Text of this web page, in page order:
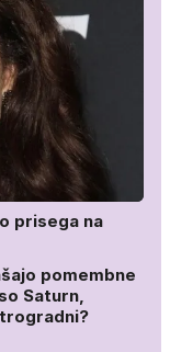
prisega na
pomembne
Saturn,